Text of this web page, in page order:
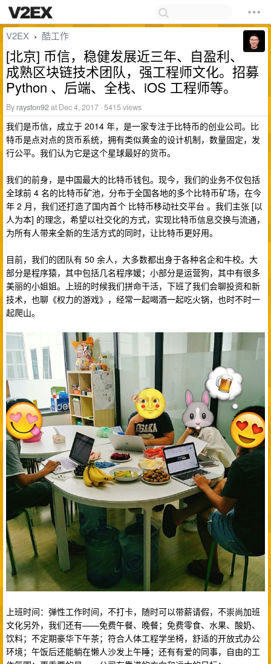
V2EX › 酷工作
[北京] 币信，稳健发展近三年、自盈利、
成熟区块链技术团队，强工程师文化。招募
Python 、后端、全栈、iOS 工程师等。
By rayston92at Dec 4, 2017 · 5415 views
我们是币信，成立于 2014 年，是一家专注于比特币的创业公司。比
特币是点对点的货币系统，拥有类似黄金的设计机制，数量固定，发
行公平。我们认为它是这个星球最好的货币。
我们的前身，是中国最大的比特币钱包。现今，我们的业务不仅包括
全球前 4 名的比特币矿池，分布于全国各地的多个比特币矿场，在今
年 2 月，我们还打造了国内首个 比特币移动社交平台 。我们主张 [以
人为本] 的理念，希望以社交化的方式，实现比特币信息交换与流通，
为所有人带来全新的生活方式的同时，让比特币更好用。
目前，我们的团队有 50 余人，大多数都出身于各种名企和牛校。大
部分是程序猿，其中包括几名程序媛；小部分是运营狗，其中有很多
美丽的小姐姐。上班的时候我们拼命干活，下班了我们会聊投资和新
技术，也聊《权力的游戏》，经常一起喝酒一起吃火锅，也时不时一
起爬山。
上班时间：弹性工作时间，不打卡，随时可以带薪请假，不崇尚加班
文化另外，我们还有——免费午餐、晚餐；免费零食、水果、酸奶、
饮料；不定期豪华下午茶；符合人体工程学坐椅，舒适的开放式办公
环境；午饭后还能躺在懒人沙发上午睡；还有有爱的同事，自由的工